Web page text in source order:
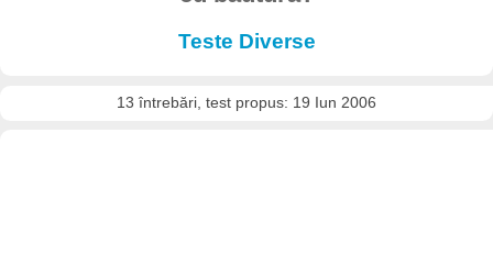
Teste Diverse
13 întrebări, test propus: 19 Iun 2006